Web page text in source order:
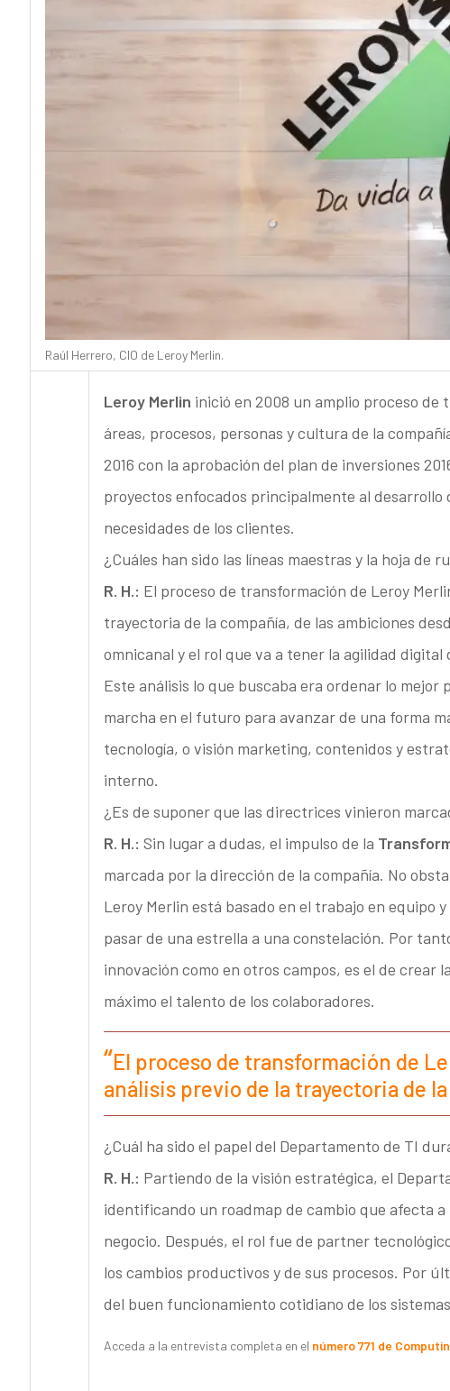
Raúl Herrero, CIO de Leroy Merlin.
Leroy Merlin inició en 2008 un amplio proceso
áreas, procesos, personas y cultura de la
2016 con la aprobación del plan de inversiones
proyectos enfocados principalmente al
necesidades de los clientes.
¿Cuáles han sido las líneas maestras y la hoja de
R. H.: El proceso de transformación de Leroy
trayectoria de la compañía, de las ambiciones
omnicanal y el rol que va a tener la agilidad
Este análisis lo que buscaba era ordenar lo
marcha en el futuro para avanzar de una forma
tecnología, o visión marketing, contenidos y
interno.
¿Es de suponer que las directrices vinieron
R. H.: Sin lugar a dudas, el impulso de la
marcada por la dirección de la compañía. No
Leroy Merlin está basado en el trabajo en equipo
pasar de una estrella a una constelación. Por
innovación como en otros campos, es el de crear
máximo el talento de los colaboradores.
El proceso de transformación de
análisis previo de la trayectoria de
¿Cuál ha sido el papel del Departamento de TI
R. H.: Partiendo de la visión estratégica, el
identificando un roadmap de cambio que afecta
negocio. Después, el rol fue de partner
los cambios productivos y de sus procesos. Por
del buen funcionamiento cotidiano de los
Acceda a la entrevista completa en el número 771 de